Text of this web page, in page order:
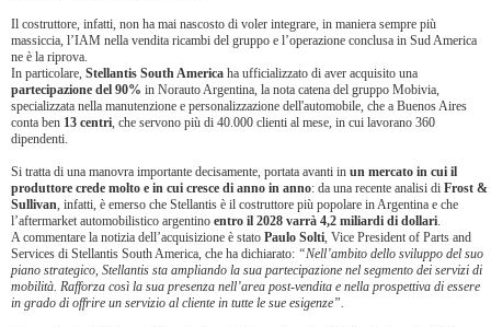
Il costruttore, infatti, non ha mai nascosto di voler integrare, in maniera sempre più
massiccia, l’IAM nella vendita ricambi del gruppo e l’operazione conclusa in Sud America
ne è la riprova.
In particolare, Stellantis South America ha ufficializzato di aver acquisito una
partecipazione del 90% in Norauto Argentina, la nota catena del gruppo Mobivia,
specializzata nella manutenzione e personalizzazione dell'automobile, che a Buenos Aires
conta ben 13 centri, che servono più di 40.000 clienti al mese, in cui lavorano 360
dipendenti.
Si tratta di una manovra importante decisamente, portata avanti in un mercato in cui il
produttore crede molto e in cui cresce di anno in anno: da una recente analisi di Frost &
Sullivan, infatti, è emerso che Stellantis è il costruttore più popolare in Argentina e che
l’aftermarket automobilistico argentino entro il 2028 varrà 4,2 miliardi di dollari.
A commentare la notizia dell’acquisizione è stato Paulo Solti, Vice President of Parts and
Services di Stellantis South America, che ha dichiarato: “Nell’ambito dello sviluppo del suo
piano strategico, Stellantis sta ampliando la sua partecipazione nel segmento dei servizi di
mobilità. Rafforza così la sua presenza nell’area post-vendita e nella prospettiva di essere
in grado di offrire un servizio al cliente in tutte le sue esigenze”.